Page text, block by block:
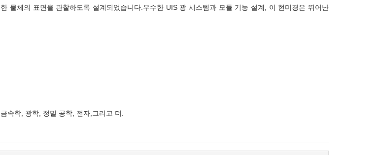
물체의 표면을 관찰하도록 설계되었습니다.우수한 UIS 광 시스템과 모듈 기능 설계, 이 현미경은 뛰어난
속학, 광학, 정밀 공학, 전자,그리고 더.